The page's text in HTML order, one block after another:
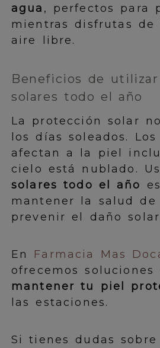
agua , perfectos para
mientras disfrutas de
aire libre.
Beneficios de
solares todo el año
La protección solar
los días soleados. Los
afectan a la piel
cielo está nublado.
solares todo el año
mantener la salud
prevenir el daño
En Farmacia Mas
ofrecemos soluciones
mantener tu piel
las estaciones.
Si tienes dudas